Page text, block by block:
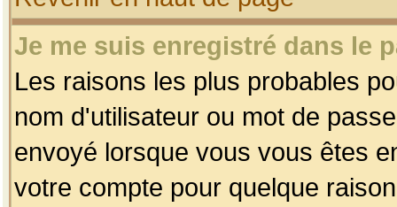
Je me suis enregistré dans le
Les raisons les plus probables
nom d'utilisateur ou mot de
envoyé lorsque vous vous êtes
votre compte pour quelque